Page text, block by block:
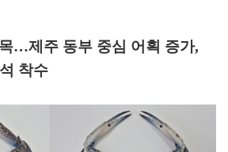
…제주 동부 중심 어획 증가,
착수